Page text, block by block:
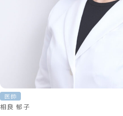
医師
相良 郁子